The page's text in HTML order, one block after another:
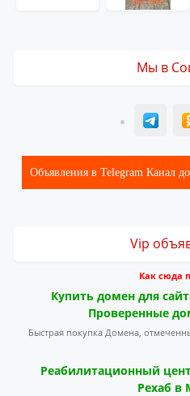
Мы в
T
Объявления в Telegram Канал
Vip
Как сюда
Купить домен для
Проверенные
Быстрая покупка Домена,
Реабилитационный
Рехаб в